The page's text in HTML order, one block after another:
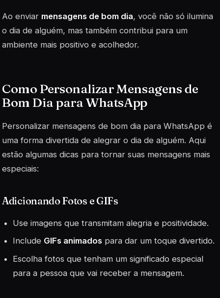
Ao enviar mensagens de bom dia, você não só ilumina
o dia de alguém, mas também contribui para um
ambiente mais positivo e acolhedor.
Como Personalizar Mensagens de
Bom Dia para WhatsApp
Personalizar mensagens de bom dia para WhatsApp é
uma forma divertida de alegrar o dia de alguém. Aqui
estão algumas dicas para tornar suas mensagens mais
especiais:
Adicionando Fotos e GIFs
Use imagens que transmitam alegria e positividade.
Include GIFs animados para dar um toque divertido.
Escolha fotos que tenham um significado especial
para a pessoa que vai receber a mensagem.